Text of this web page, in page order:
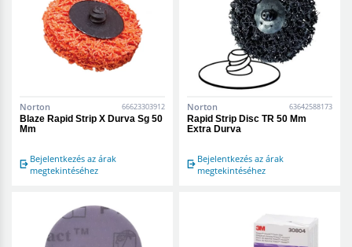
Norton 66623303912
Blaze Rapid Strip X Durva Sg 50
Mm
Bejelentkezés az árak
megtekintéséhez
Norton 63642588173
Rapid Strip Disc TR 50 Mm
Extra Durva
Bejelentkezés az árak
megtekintéséhez